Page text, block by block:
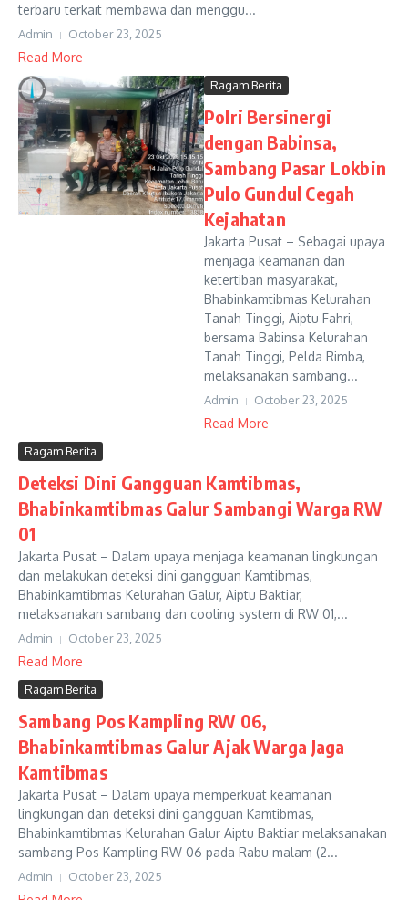
terbaru terkait membawa dan menggu...
Admin October 23, 2025
Read More
Ragam Berita
Polri Bersinergi
dengan Babinsa,
Sambang Pasar Lokbin
Pulo Gundul Cegah
Kejahatan
Jakarta Pusat – Sebagai upaya
menjaga keamanan dan
ketertiban masyarakat,
Bhabinkamtibmas Kelurahan
Tanah Tinggi, Aiptu Fahri,
bersama Babinsa Kelurahan
Tanah Tinggi, Pelda Rimba,
melaksanakan sambang...
Admin October 23, 2025
Read More
Ragam Berita
Deteksi Dini Gangguan Kamtibmas,
Bhabinkamtibmas Galur Sambangi Warga RW
01
Jakarta Pusat – Dalam upaya menjaga keamanan lingkungan
dan melakukan deteksi dini gangguan Kamtibmas,
Bhabinkamtibmas Kelurahan Galur, Aiptu Baktiar,
melaksanakan sambang dan cooling system di RW 01,...
Admin October 23, 2025
Read More
Ragam Berita
Sambang Pos Kampling RW 06,
Bhabinkamtibmas Galur Ajak Warga Jaga
Kamtibmas
Jakarta Pusat – Dalam upaya memperkuat keamanan
lingkungan dan deteksi dini gangguan Kamtibmas,
Bhabinkamtibmas Kelurahan Galur Aiptu Baktiar melaksanakan
sambang Pos Kampling RW 06 pada Rabu malam (2...
Admin October 23, 2025